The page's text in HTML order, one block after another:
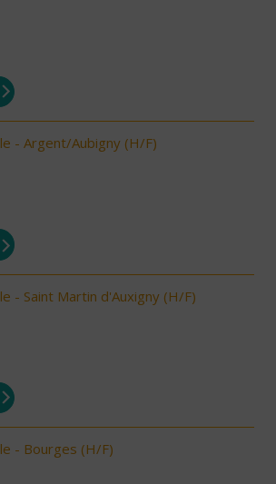
- Argent/Aubigny (H/F)
- Saint Martin d'Auxigny (H/F)
- Bourges (H/F)